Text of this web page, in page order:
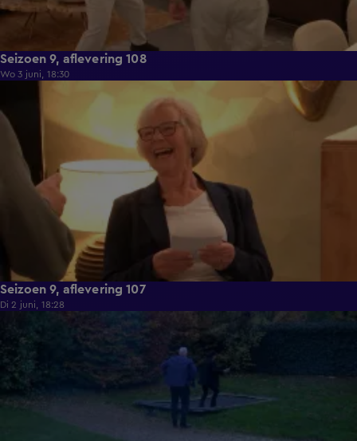
Seizoen 9, aflevering 108
Wo 3 juni, 18:30
Seizoen 9, aflevering 107
Di 2 juni, 18:28